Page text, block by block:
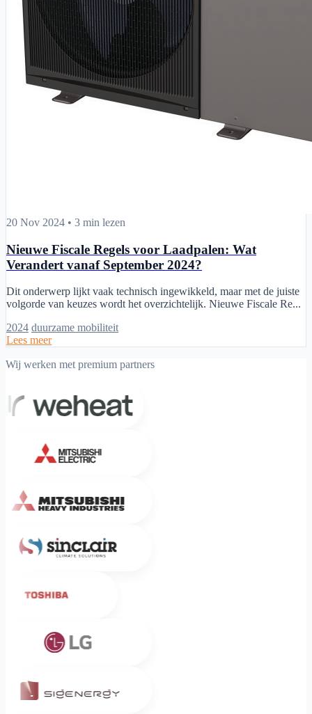
Nieuwe Fiscale Regels voor Laadpalen: Wat Verandert vanaf
20 Nov 2024 • 3 min lezen
Nieuwe Fiscale Regels voor Laadpalen: Wat
Verandert vanaf September 2024?
Dit onderwerp lijkt vaak technisch ingewikkeld, maar met de juiste
volgorde van keuzes wordt het overzichtelijk. Nieuwe Fiscale Re...
2024 duurzame mobiliteit
Lees meer
Wij werken met premium partners